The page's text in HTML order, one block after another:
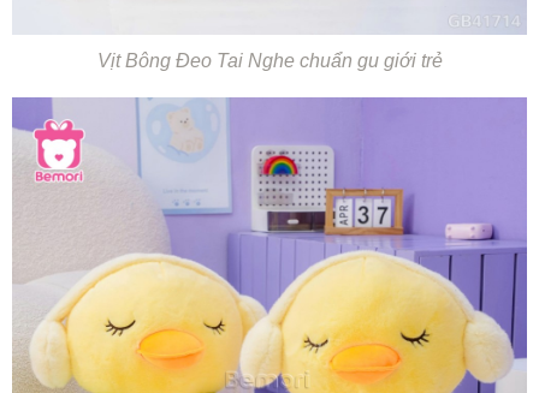
Vịt Bông Đeo Tai Nghe chuẩn gu giới trẻ